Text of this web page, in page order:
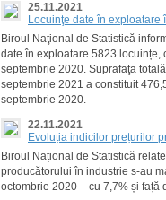
25.11.2021
Locuinţe date în
Biroul Naţional de Statistică
date în exploatare 5823 locuințe,
septembrie 2020. Suprafaţa
septembrie 2021 a constituit
septembrie 2020.
22.11.2021
Evoluția indicilor prețurilor
Biroul Național de Statistică
producătorului în industrie s-au
octombrie 2020 – cu 7,7% și față